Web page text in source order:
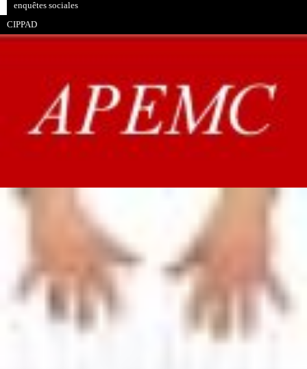
enquêtes sociales
CIPPAD